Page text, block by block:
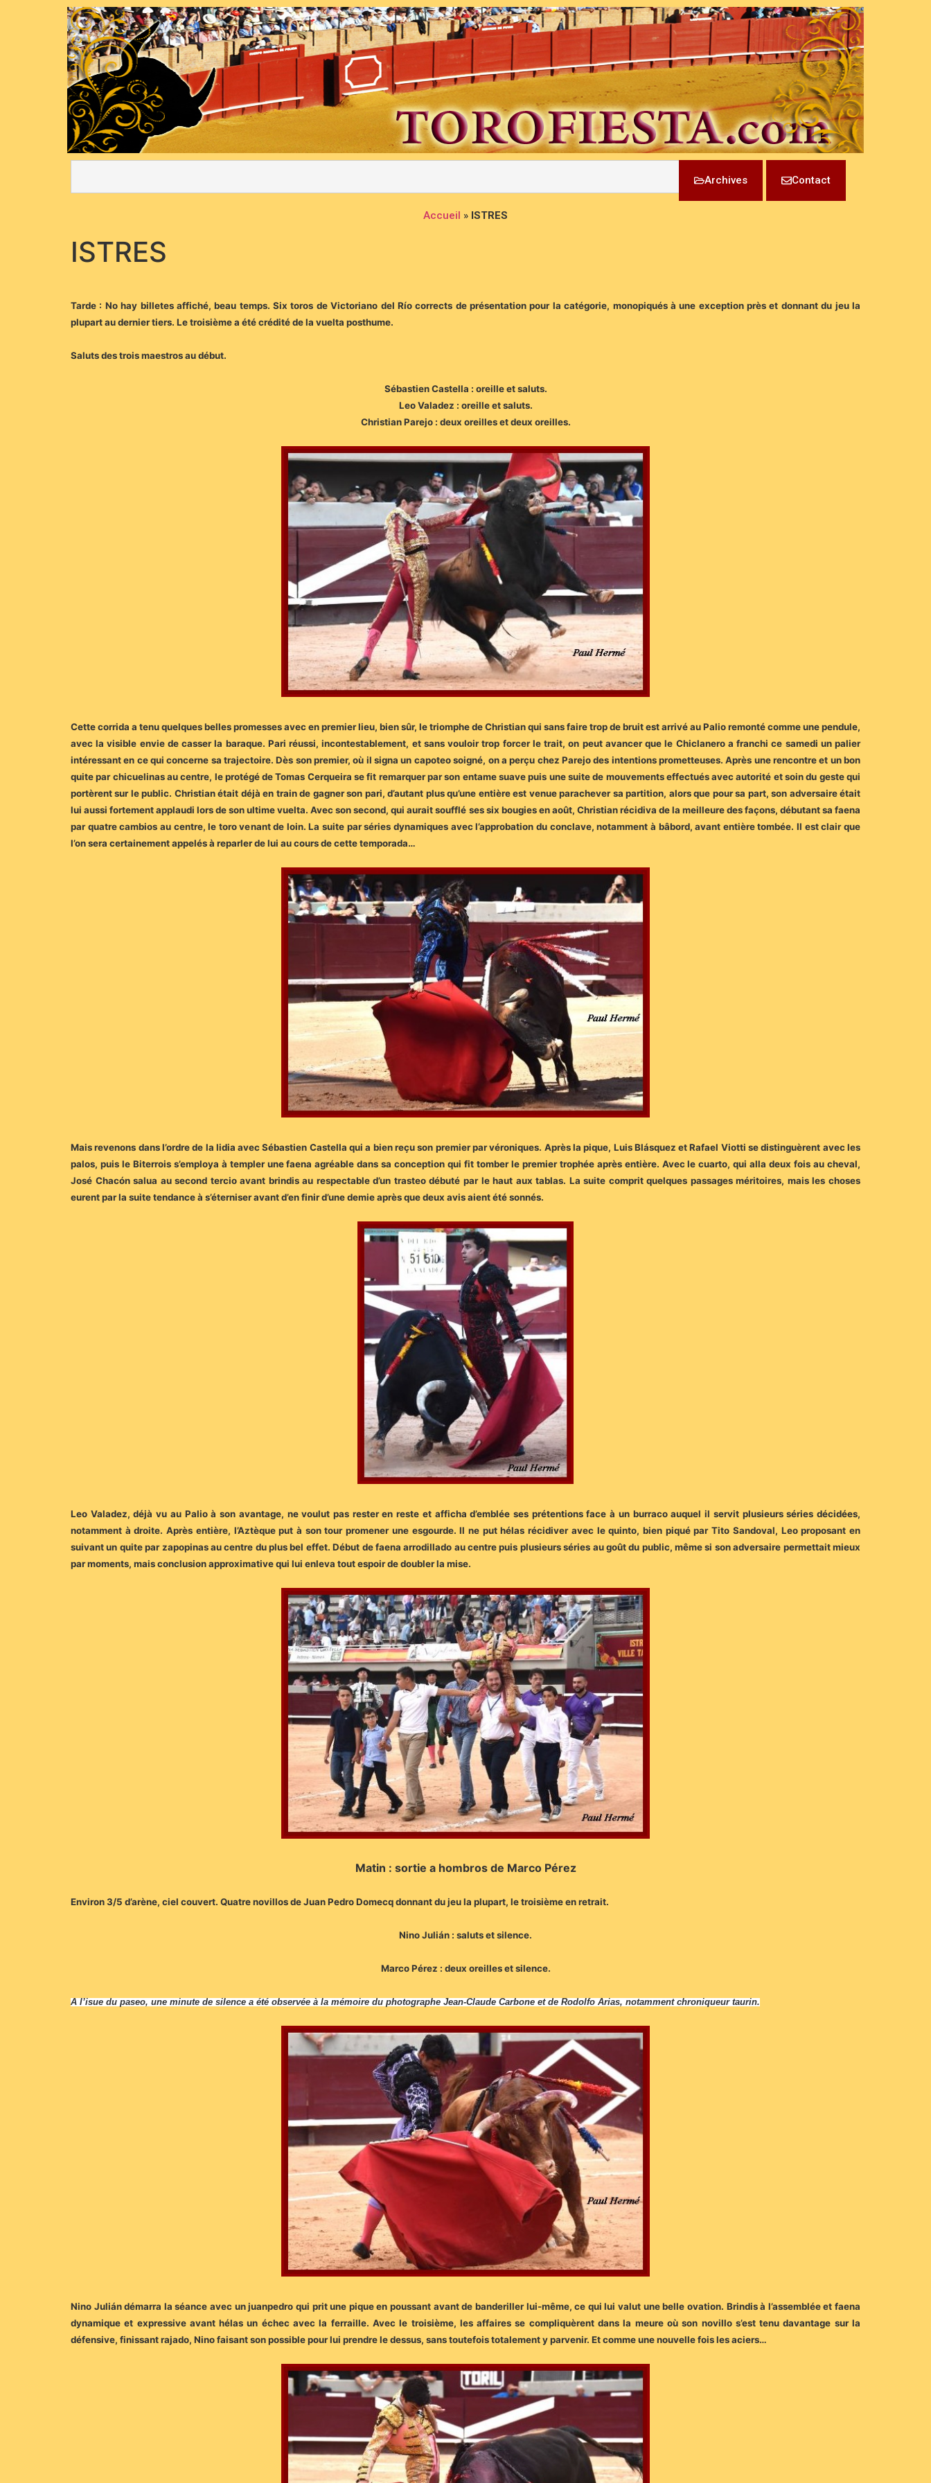
Archives Contact
Accueil » ISTRES
ISTRES
Tarde : No hay billetes affiché, beau temps. Six toros de Victoriano del Río corrects de présentation pour la catégorie, monopiqués à une exception près et donnant du jeu la
plupart au dernier tiers. Le troisième a été crédité de la vuelta posthume.
Saluts des trois maestros au début.
Sébastien Castella : oreille et saluts.
Leo Valadez : oreille et saluts.
Christian Parejo : deux oreilles et deux oreilles.
Cette corrida a tenu quelques belles promesses avec en premier lieu, bien sûr, le triomphe de Christian qui sans faire trop de bruit est arrivé au Palio remonté comme une pendule,
avec la visible envie de casser la baraque. Pari réussi, incontestablement, et sans vouloir trop forcer le trait, on peut avancer que le Chiclanero a franchi ce samedi un palier
intéressant en ce qui concerne sa trajectoire.Dès son premier, où il signa un capoteo soigné, on a perçu chez Parejo des intentions prometteuses. Après une rencontre et un bon
quite par chicuelinas au centre, le protégé de Tomas Cerqueira se fit remarquer par son entame suave puis une suite de mouvements effectués avec autorité et soin du geste qui
portèrent sur le public. Christian était déjà en train de gagner son pari, d’autant plus qu’une entière est venue parachever sa partition, alors que pour sa part, son adversaire était
lui aussi fortement applaudi lors de son ultime vuelta. Avec son second, qui aurait soufflé ses six bougies en août, Christian récidiva de la meilleure des façons, débutant sa faena
par quatre cambios au centre, le toro venant de loin. La suite par séries dynamiques avec l’approbation du conclave, notamment à bâbord, avant entière tombée. Il est clair que
l’on sera certainement appelés à reparler de lui au cours de cette temporada…
Mais revenons dans l’ordre de la lidia avec Sébastien Castella qui a bien reçu son premier par véroniques. Après la pique, Luis Blásquez et Rafael Viotti se distinguèrent avec les
palos, puis le Biterrois s’employa à templer une faena agréable dans sa conception qui fit tomber le premier trophée après entière. Avec le cuarto, qui alla deux fois au cheval,
José Chacón salua au second tercio avant brindis au respectable d’un trasteo débuté par le haut aux tablas. La suite comprit quelques passages méritoires, mais les choses
eurent par la suite tendance à s’éterniser avant d’en finir d’une demie après que deux avis aient été sonnés.
Leo Valadez, déjà vu au Palio à son avantage, ne voulut pas rester en reste et afficha d’emblée ses prétentions face à un burraco auquel il servit plusieurs séries décidées,
notamment à droite. Après entière, l’Aztèque put à son tour promener une esgourde. Il ne put hélas récidiver avec le quinto, bien piqué par Tito Sandoval, Leo proposant en
suivant un quite par zapopinas au centre du plus bel effet. Début de faena arrodillado au centre puis plusieurs séries au goût du public, même si son adversaire permettait mieux
par moments, mais conclusion approximative qui lui enleva tout espoir de doubler la mise.
Matin : sortie a hombros de Marco Pérez
Environ 3/5 d’arène, ciel couvert. Quatre novillos de Juan Pedro Domecq donnant du jeu la plupart, le troisième en retrait.
Nino Julián : saluts et silence.
Marco Pérez : deux oreilles et silence.
A l’isue du paseo, une minute de silence a été observée à la mémoire du photographe Jean-Claude Carbone et de Rodolfo Arias, notamment chroniqueur taurin.
Nino Julián démarra la séance avec un juanpedro qui prit une pique en poussant avant de banderiller lui-même, ce qui lui valut une belle ovation. Brindis à l’assemblée et faena
dynamique et expressive avant hélas un échec avec la ferraille. Avec le troisième, les affaires se compliquèrent dans la meure où son novillo s’est tenu davantage sur la
défensive, finissant rajado, Nino faisant son possible pour lui prendre le dessus, sans toutefois totalement y parvenir. Et comme une nouvelle fois les aciers…